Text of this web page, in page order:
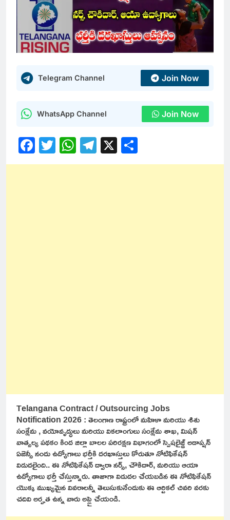
Telegram Channel Join Now
WhatsApp Channel Join Now
Facebook
Twitter
WhatsApp
Telegram
X
Telangana Contract / Outsourcing Jobs
Notification 2026 : తెలంగాణ రాష్ట్రంలో మహిళా మరియు శిశు
సంక్షేమ , వయోవృద్ధులు మరియు వికలాంగులు సంక్షేమ శాఖ, మిషన్
వాత్సల్య పథకం కింద జిల్లా బాలల పరిరక్షణ విభాగంలో స్పెషలైజ్డ్ అడాప్షన్
ఏజెన్సీ నందు ఉద్యోగాలు భర్తీకి దరఖాస్తులు కోరుతూ నోటిఫికేషన్
విడుదలైంది.. ఈ నోటిఫికేషన్ ద్వారా నర్స్, చౌకిదార్, మరియు ఆయా
ఉద్యోగాలు భర్తీ చేస్తున్నారు. తాజాగా విడుదల చేయబడిన ఈ నోటిఫికేషన్
యొక్క ముఖ్యమైన వివరాలన్నీ తెలుసుకునేందుకు ఈ ఆర్టికల్ చివరి వరకు
చదివి అర్హత ఉన్న వారు అప్లై చేయండి.